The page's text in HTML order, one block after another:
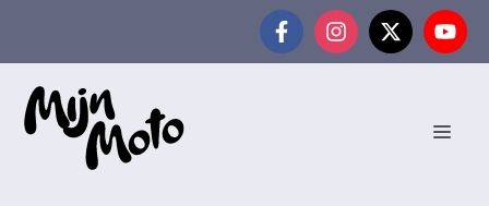
de
inhoud